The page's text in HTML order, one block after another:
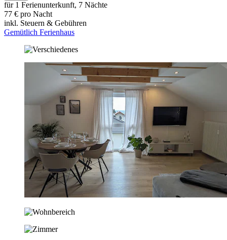
für 1 Ferienunterkunft, 7 Nächte
77 € pro Nacht
inkl. Steuern & Gebühren
Gemütlich Ferienhaus